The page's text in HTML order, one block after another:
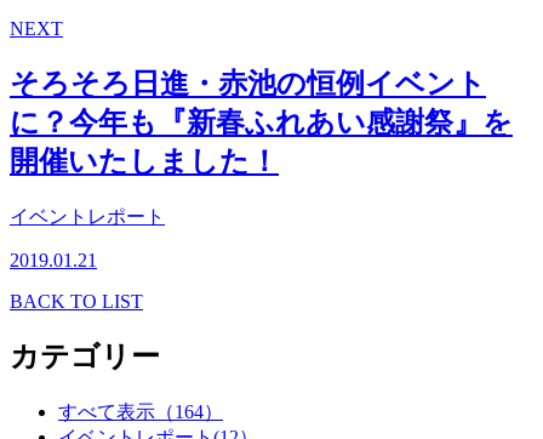
NEXT
そろそろ日進・赤池の恒例イベント
に？今年も『新春ふれあい感謝祭』を
開催いたしました！
イベントレポート
2019.01.21
BACK TO LIST
カテゴリー
すべて表示（164）